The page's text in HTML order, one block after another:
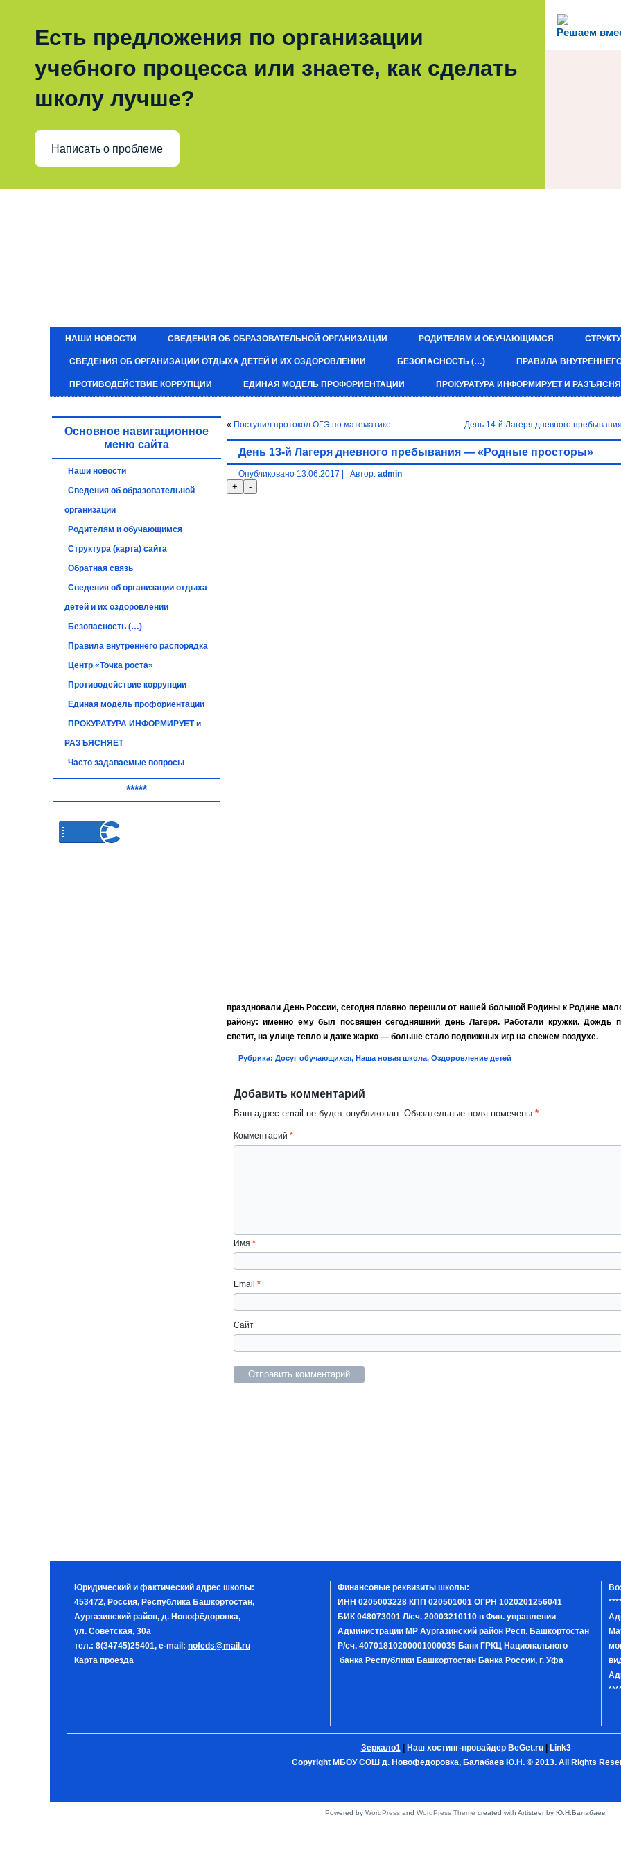
Решаем
Есть предложения по организации
учебного процесса или знаете, как сделать
школу лучше?
Написать о проблеме
НАШИ НОВОСТИ СВЕДЕНИЯ ОБ ОБРАЗОВАТЕЛЬНОЙ ОРГАНИЗАЦИИ РОДИТЕЛЯМ И ОБУЧАЮЩИМСЯ
СВЕДЕНИЯ ОБ ОРГАНИЗАЦИИ ОТДЫХА ДЕТЕЙ И ИХ ОЗДОРОВЛЕНИИ БЕЗОПАСНОСТЬ (…) ПРАВИЛА
ПРОТИВОДЕЙСТВИЕ КОРРУПЦИИ ЕДИНАЯ МОДЕЛЬ ПРОФОРИЕНТАЦИИ ПРОКУРАТУРА ИНФОРМИРУЕТ И
Основное навигационное
меню сайта
Наши новости
Сведения об образовательной
организации
Родителям и обучающимся
Структура (карта) сайта
Обратная связь
Сведения об организации отдыха
детей и их оздоровлении
Безопасность (…)
Правила внутреннего распорядка
Центр «Точка роста»
Противодействие коррупции
Единая модель профориентации
ПРОКУРАТУРА ИНФОРМИРУЕТ и
РАЗЪЯСНЯЕТ
Часто задаваемые вопросы
*****
« Поступил протокол ОГЭ по математике День 14-й Лагеря дневного
День 13-й Лагеря дневного пребывания — «Родные просторы»
Опубликовано 13.06.2017 Автор: admin
праздновали День России, сегодня плавно перешли от нашей большой Родины к Родине
району: именно ему был посвящён сегодняшний день Лагеря. Работали кружки. Дождь
светит, на улице тепло и даже жарко — больше стало подвижных игр на свежем воздухе.
Рубрика: Досуг обучающихся, Наша новая школа, Оздоровление детей
Добавить комментарий
Ваш адрес email не будет опубликован. Обязательные поля помечены *
Комментарий *
Имя *
Email *
Сайт
Юридический и фактический адрес школы:
453472, Россия, Республика Башкортостан,
Аургазинский район, д. Новофёдоровка,
ул. Советская, 30а
тел.: 8(34745)25401, e-mail: nofeds@mail.ru
Карта проезда
Финансовые реквизиты школы:
ИНН 0205003228 КПП 020501001 ОГРН 1020201256041
БИК 048073001 Л/сч. 20003210110 в Фин. управлении
Администрации МР Аургазинский район Респ. Башкортостан
Р/сч. 40701810200001000035 Банк ГРКЦ Национального
банка Республики Башкортостан Банка России, г. Уфа
Зеркало1| Наш хостинг-провайдер BeGet.ru|
Link3
Copyright МБОУ СОШ д. Новофедоровка, Балабаев Ю.Н. © 2013. All Rights
Powered by WordPressand WordPress Theme created with Artisteer by Ю.Н.Балабаев.